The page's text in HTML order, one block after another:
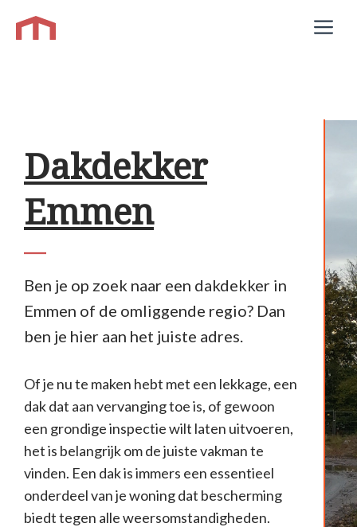
naar
Dakdekker
Emmen
Ben je op zoek naar een dakdekker in
Emmen of de omliggende regio? Dan
ben je hier aan het juiste adres.
Of je nu te maken hebt met een lekkage, een
dak dat aan vervanging toe is, of gewoon
een grondige inspectie wilt laten uitvoeren,
het is belangrijk om de juiste vakman te
vinden. Een dak is immers een essentieel
onderdeel van je woning dat bescherming
biedt tegen alle weersomstandigheden.